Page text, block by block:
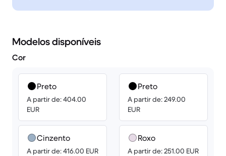
Modelos disponíveis
Cor
Preto
A partir de: 404.00
EUR
Cinzento
A partir de: 416.00 EUR
Preto
A partir de: 249.00
EUR
Roxo
A partir de: 251.00 EUR